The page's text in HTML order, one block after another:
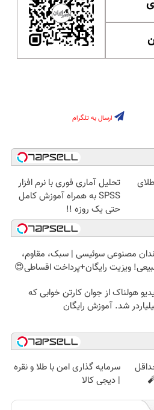
ارسال به تلگرام
طلای
تحلیل آماری فوری با نرم افزار
SPSS به همراه آموزش کامل
حتی یک روزه !!
مصنوعی سوئیسی | سبک، مقاوم،
ویزیت رایگان+پرداخت اقساطی😍
هولناک از جوان کارتن خوابی که
شد. آموزش رایگان
سرمایه گذاری امن با طلا و نقره
| دیجی کالا